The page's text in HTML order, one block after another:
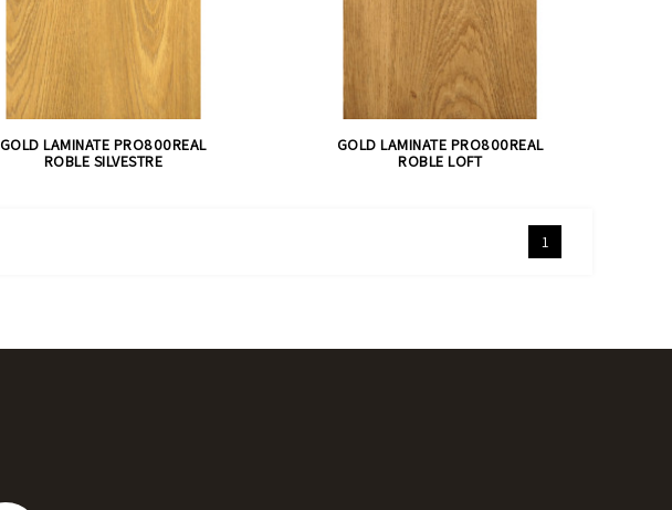
GOLD LAMINATE PRO800REAL
ROBLE SILVESTRE
GOLD LAMINATE PRO800REAL
ROBLE LOFT
1